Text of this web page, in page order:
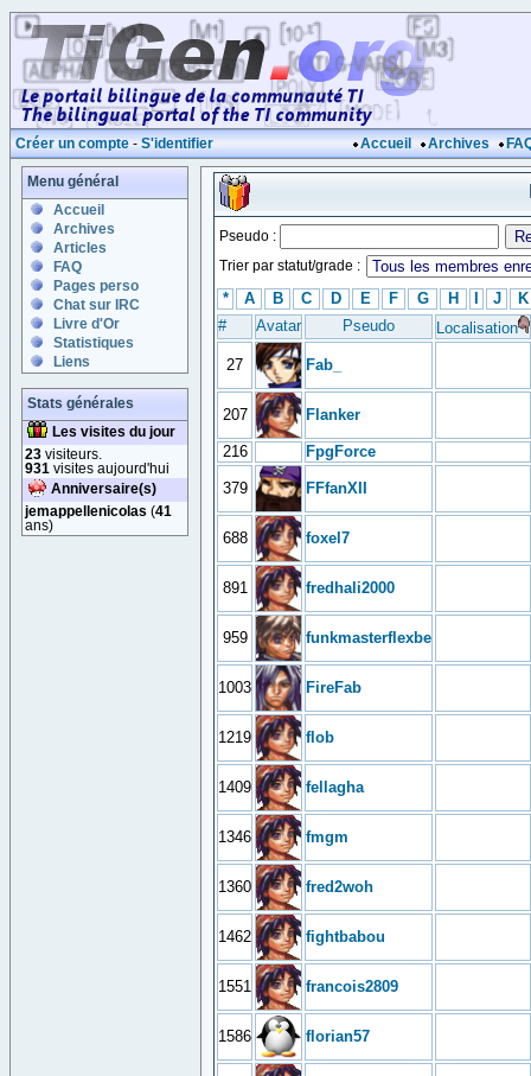
Créer un compte - S'identifier Accueil Archives
Menu général
Accueil
Archives
Articles
FAQ
Pages perso
Chat sur IRC
Livre d'Or
Statistiques
Liens
Stats générales
Les visites du jour
23 visiteurs.
931 visites aujourd'hui
Anniversaire(s)
jemappellenicolas (41
ans)
Pseudo :
Trier par statut/grade :
* A B C D E F G H J
K
#
Avatar Pseudo Localisation
27 Fab_
207 Flanker
216 FpgForce
379 FFfanXII
688 foxel7
891 fredhali2000
959 funkmasterflexbe
1003 FireFab
1219 flob
1409 fellagha
1346 fmgm
1360 fred2woh
1462 fightbabou
1551 francois2809
1586 florian57